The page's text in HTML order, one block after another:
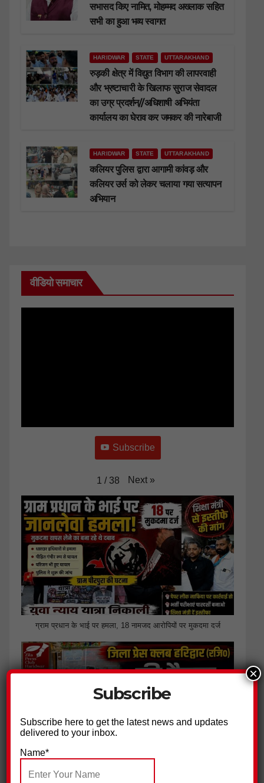
सभासद किए नामित, मोहम्मद अख्लाक सहित
सभी का हुआ भव्य स्वागत
HARIDWAR STATE UTTARAKHAND
रुड़की क्षेत्र में विद्युत विभाग की लापरवाही
और भ्रष्टाचारी के खिलाफ सुराज सेवादल
का उग्र प्रदर्शन//अधिशाषी अभियंता
कार्यालय का घेराव कर जमकर की नारेबाजी
HARIDWAR STATE UTTARAKHAND
कलियर पुलिस द्वारा आगामी कांवड़ और
कलियर उर्स को लेकर चलाया गया सत्यापन
अभियान
वीडियो समाचार
Subscribe
1 / 38 Next »
ग्राम प्रधान के भाई पर हमला, 18 नामजद आरोपियों पर मुकदमा दर्ज
जिला प्रेस क्लब हरिद्वार ने की पत्रकार सुरक्षा आयोग गठित किए जाने की
Subscribe
Subscribe here to get the latest news and updates
delivered to your inbox.
Name*
×